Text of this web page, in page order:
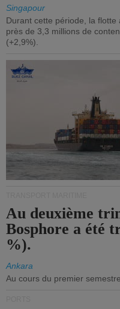
Singapour
Durant cette période, la flotte
près de 3,3 millions de
(+2,9%).
Au deuxième
Bosphore a été
%).
Ankara
Au cours du premier